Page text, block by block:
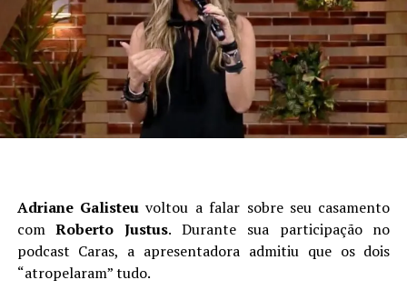
Adriane Galisteu voltou a falar sobre seu casamento
comRoberto Justus. Durante sua participação no
podcast Caras, a apresentadora admitiu que os dois
“atropelaram” tudo.